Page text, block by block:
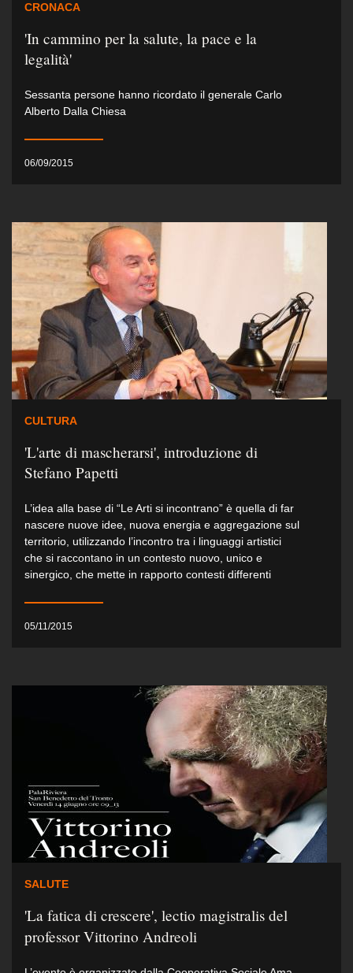
CRONACA
'In cammino per la salute, la pace e la
legalità'
Sessanta persone hanno ricordato il generale Carlo
Alberto Dalla Chiesa
06/09/2015
CULTURA
'L'arte di mascherarsi', introduzione di
Stefano Papetti
L’idea alla base di “Le Arti si incontrano” è quella di far
nascere nuove idee, nuova energia e aggregazione sul
territorio, utilizzando l’incontro tra i linguaggi artistici
che si raccontano in un contesto nuovo, unico e
sinergico, che mette in rapporto contesti differenti
05/11/2015
SALUTE
'La fatica di crescere', lectio magistralis del
professor Vittorino Andreoli